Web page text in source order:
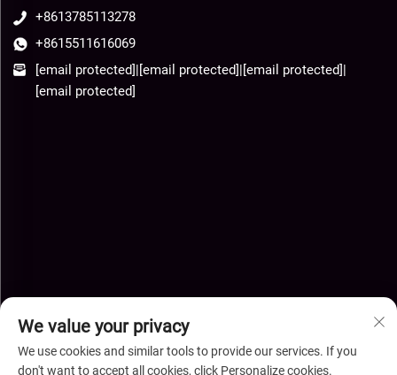
+8613785113278
+8615511616069
[email protected]|[email protected]|[email protected]|
[email protected]
We value your privacy
We use cookies and similar tools to provide our services. If you
don't want to accept all cookies, click Personalize cookies.